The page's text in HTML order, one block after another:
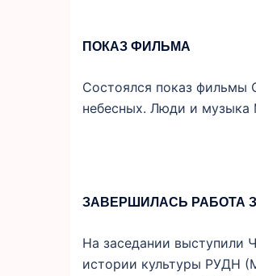
ПОКАЗ ФИЛЬМА
Состоялся показ фильмы
небесных. Люди и
ЗАВЕРШИЛАСЬ РАБОТА
На заседании выступили
истории культуры РУДН